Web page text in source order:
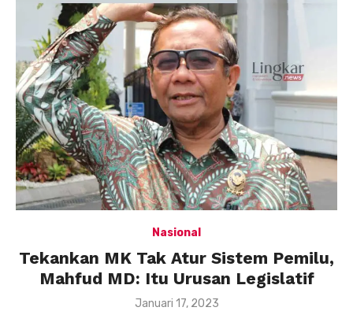
Nasional
Tekankan MK Tak Atur Sistem Pemilu,
Mahfud MD: Itu Urusan Legislatif
Posted
Januari 17, 2023